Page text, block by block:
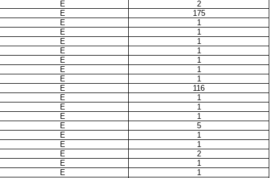
E
2
E
175
E
1
E
1
E
1
E
1
E
1
E
1
E
1
E
116
E
1
E
1
E
1
E
5
E
1
E
1
E
2
E
1
E
1